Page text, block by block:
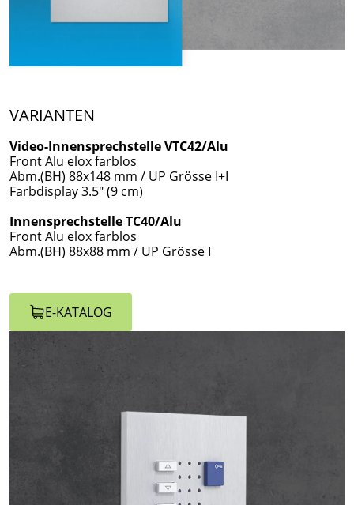
VARIANTEN
Video-Innensprechstelle VTC42/Alu
Front Alu elox farblos
Abm.(BH) 88x148 mm / UP Grösse I+I
Farbdisplay 3.5" (9 cm)
Innensprechstelle TC40/Alu
Front Alu elox farblos
Abm.(BH) 88x88 mm / UP Grösse I
E-KATALOG